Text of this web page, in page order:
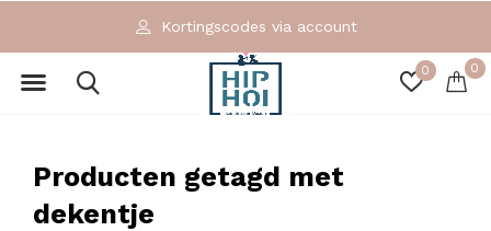
0 0
Kortingscodes via account
Producten getagd met
dekentje